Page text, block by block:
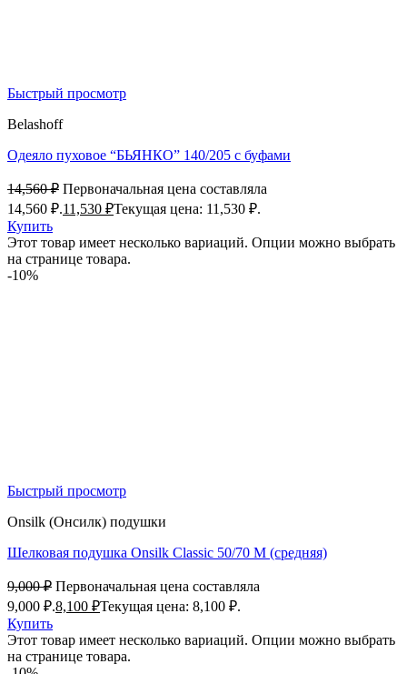
Быстрый просмотр
Belashoff
Одеяло пуховое “БЬЯНКО” 140/205 с буфами
14,560₽ Первоначальная цена составляла
14,560 ₽.11,530 ₽Текущая цена: 11,530 ₽.
Купить
Этот товар имеет несколько вариаций. Опции можно выбрать
на странице товара.
-10%
Быстрый просмотр
Onsilk (Онсилк) подушки
Шелковая подушка Onsilk Classic 50/70 M (средняя)
9,000₽ Первоначальная цена составляла
9,000 ₽.8,100 ₽Текущая цена: 8,100 ₽.
Купить
Этот товар имеет несколько вариаций. Опции можно выбрать
на странице товара.